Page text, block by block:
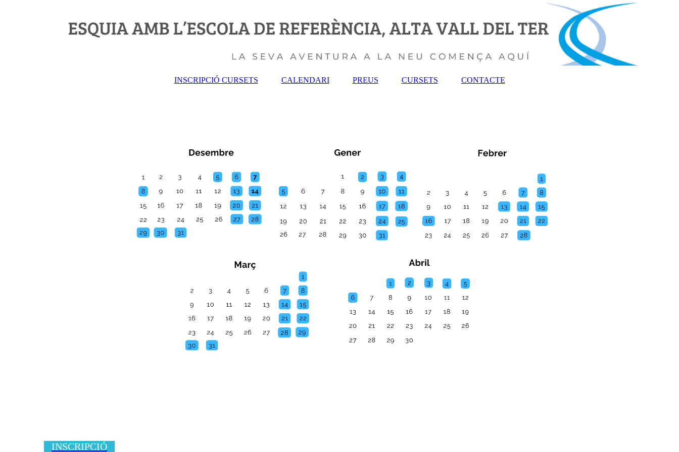
INSCRIPCIÓ CURSETS CALENDARI PREUS CURSETS CONTACTE
INSCRIPCIÓ